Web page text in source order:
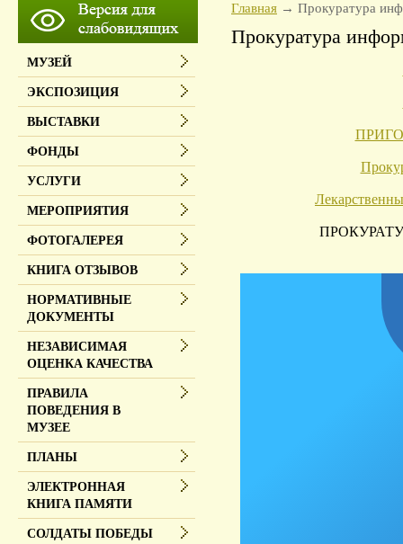
Главная Прокуратура
Прокуратура
МУЗЕЙ
ЭКСПОЗИЦИЯ
ВЫСТАВКИ
ФОНДЫ
УСЛУГИ
МЕРОПРИЯТИЯ
ФОТОГАЛЕРЕЯ
КНИГА ОТЗЫВОВ
НОРМАТИВНЫЕ
ДОКУМЕНТЫ
НЕЗАВИСИМАЯ
ОЦЕНКА КАЧЕСТВА
ПРАВИЛА
ПОВЕДЕНИЯ В
МУЗЕЕ
ПЛАНЫ
ЭЛЕКТРОННАЯ
КНИГА ПАМЯТИ
СОЛДАТЫ ПОБЕДЫ